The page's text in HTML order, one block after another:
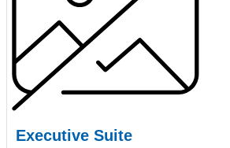
Executive Suite